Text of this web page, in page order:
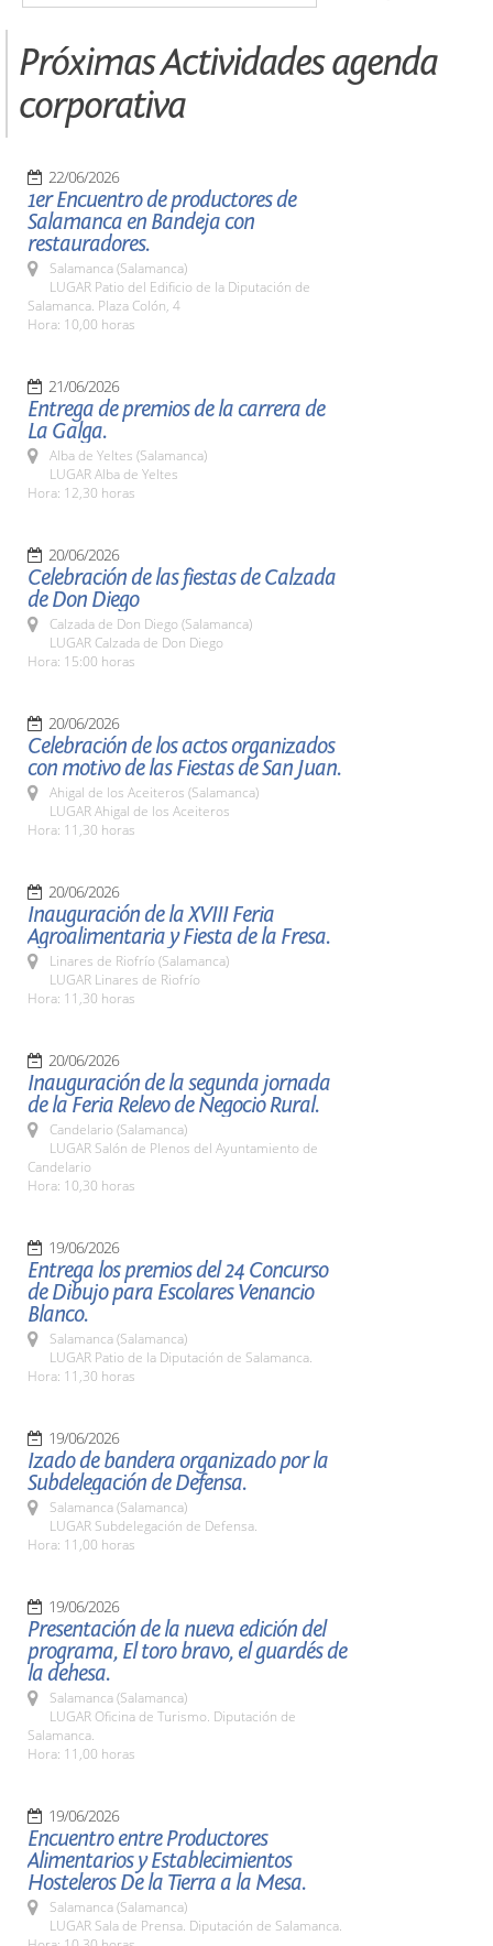
Próximas Actividades agenda
corporativa
22/06/2026
1er Encuentro de productores de
Salamanca en Bandeja con
restauradores.
Salamanca (Salamanca)
LUGAR Patio del Edificio de la Diputación de
Salamanca. Plaza Colón, 4
Hora: 10,00 horas
21/06/2026
Entrega de premios de la carrera de
La Galga.
Alba de Yeltes (Salamanca)
LUGAR Alba de Yeltes
Hora: 12,30 horas
20/06/2026
Celebración de las fiestas de Calzada
de Don Diego
Calzada de Don Diego (Salamanca)
LUGAR Calzada de Don Diego
Hora: 15:00 horas
20/06/2026
Celebración de los actos organizados
con motivo de las Fiestas de San Juan.
Ahigal de los Aceiteros (Salamanca)
LUGAR Ahigal de los Aceiteros
Hora: 11,30 horas
20/06/2026
Inauguración de la XVIII Feria
Agroalimentaria y Fiesta de la Fresa.
Linares de Riofrío (Salamanca)
LUGAR Linares de Riofrío
Hora: 11,30 horas
20/06/2026
Inauguración de la segunda jornada
de la Feria Relevo de Negocio Rural.
Candelario (Salamanca)
LUGAR Salón de Plenos del Ayuntamiento de
Candelario
Hora: 10,30 horas
19/06/2026
Entrega los premios del 24 Concurso
de Dibujo para Escolares Venancio
Blanco.
Salamanca (Salamanca)
LUGAR Patio de la Diputación de Salamanca.
Hora: 11,30 horas
19/06/2026
Izado de bandera organizado por la
Subdelegación de Defensa.
Salamanca (Salamanca)
LUGAR Subdelegación de Defensa.
Hora: 11,00 horas
19/06/2026
Presentación de la nueva edición del
programa, El toro bravo, el guardés de
la dehesa.
Salamanca (Salamanca)
LUGAR Oficina de Turismo. Diputación de
Salamanca.
Hora: 11,00 horas
19/06/2026
Encuentro entre Productores
Alimentarios y Establecimientos
Hosteleros De la Tierra a la Mesa.
Salamanca (Salamanca)
LUGAR Sala de Prensa. Diputación de Salamanca.